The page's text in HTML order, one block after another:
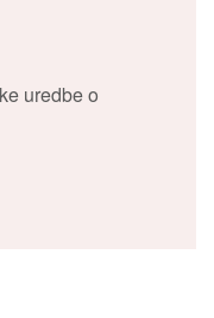
uredbe o